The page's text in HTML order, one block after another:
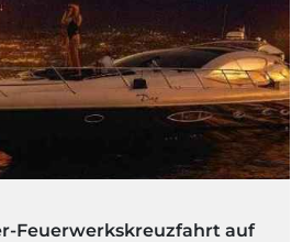
Feuerwerkskreuzfahrt auf